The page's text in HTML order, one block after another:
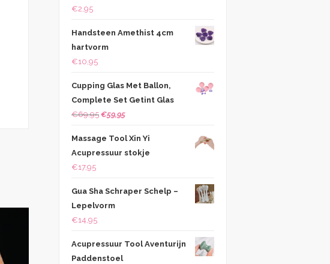
€2,95
Handsteen Amethist 4cm
hartvorm
€10,95
Cupping Glas Met Ballon,
Complete Set Getint Glas
€69,95 Oorspronkelijke
was:
€69,95.
€59,95Huidige
is:
€59,95.
Massage Tool Xin Yi
Acupressuur stokje
€17,95
Gua Sha Schraper Schelp –
Lepelvorm
€14,95
Acupressuur Tool Aventurijn
Paddenstoel